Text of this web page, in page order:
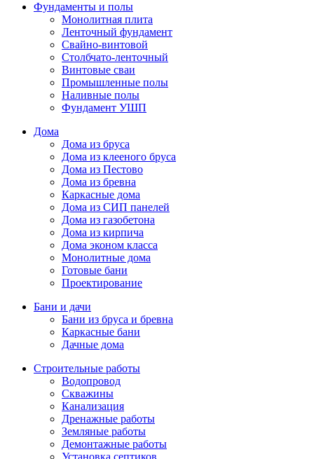
Фундаменты и полы
Монолитная плита
Ленточный фундамент
Свайно-винтовой
Столбчато-ленточный
Винтовые сваи
Промышленные полы
Наливные полы
Фундамент УШП
Дома
Дома из бруса
Дома из клееного бруса
Дома из Пестово
Дома из бревна
Каркаcные дома
Дома из СИП панелей
Дома из газобетона
Дома из кирпича
Дома эконом класса
Монолитные дома
Готовые бани
Проектирование
Бани и дачи
Бани из бруса и бревна
Каркасные бани
Дачные дома
Строительные работы
Водопровод
Скважины
Канализация
Дренажные работы
Земляные работы
Демонтажные работы